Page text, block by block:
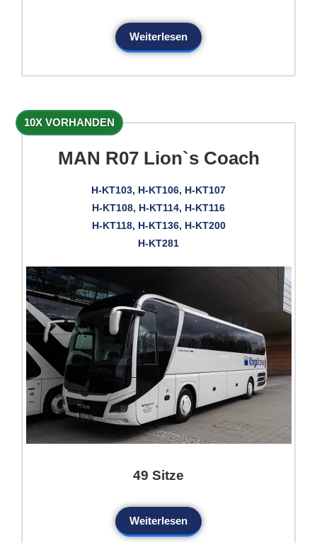
Weiterlesen
10X VORHANDEN
MAN R07 Lion`s Coach
H-KT103, H-KT106, H-KT107
H-KT108, H-KT114, H-KT116
H-KT118, H-KT136, H-KT200
H-KT281
49 Sitze
Weiterlesen